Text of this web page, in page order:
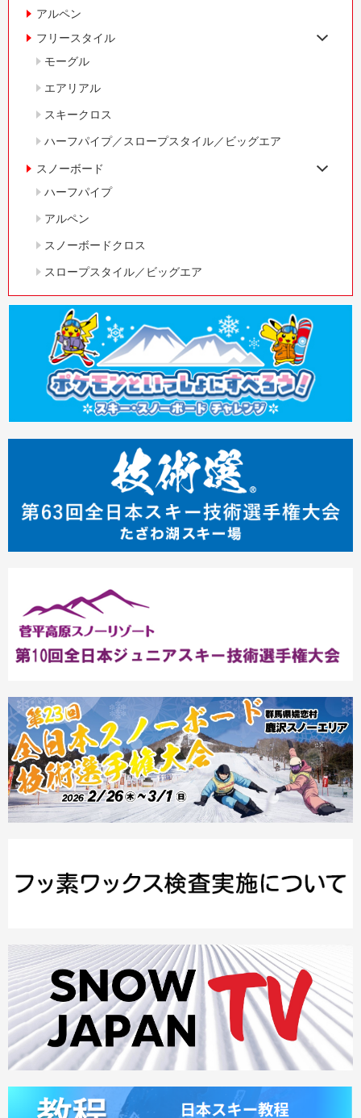
アルペン
フリースタイル
モーグル
エアリアル
スキークロス
ハーフパイプ／スロープスタイル／ビッグエア
スノーボード
ハーフパイプ
アルペン
スノーボードクロス
スロープスタイル／ビッグエア